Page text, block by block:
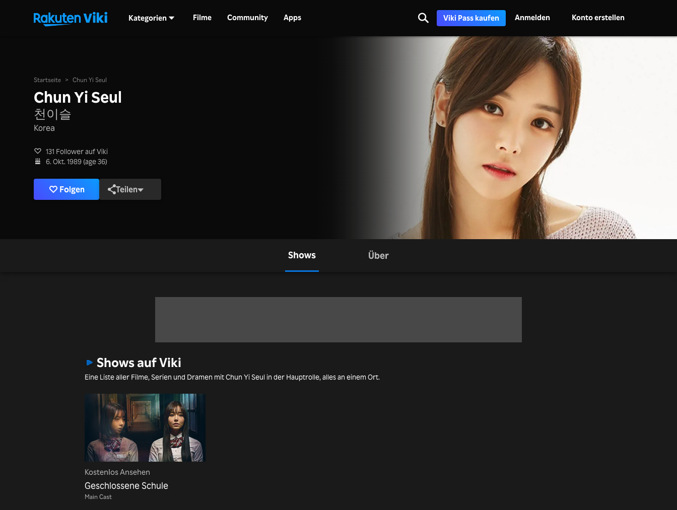
Kategorien Filme Community Apps Viki Pass kaufen Anmelden Konto erstellen
Startseite > Chun Yi Seul
Chun Yi Seul
천이슬
Korea
131 Follower auf Viki
6. Okt. 1989 (age 36)
Folgen Teilen
Shows Über
Shows auf Viki
Eine Liste aller Filme, Serien und Dramen mit Chun Yi Seul in der Hauptrolle, alles an einem Ort.
Kostenlos Ansehen
Geschlossene Schule
Main Cast